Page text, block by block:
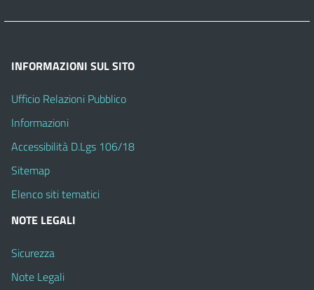
INFORMAZIONI SUL SITO
Ufficio Relazioni Pubblico
Informazioni
Accessibilità D.Lgs 106/18
Sitemap
Elenco siti tematici
NOTE LEGALI
Sicurezza
Note Legali